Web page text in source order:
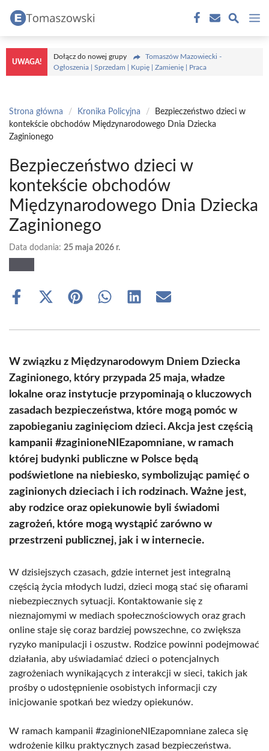
treści
UWAGA!
Dołącz do nowej grupy
Tomaszów Mazowiecki -
Ogłoszenia | Sprzedam | Kupię | Zamienię | Praca
Strona główna / Kronika Policyjna /
Bezpieczeństwo dzieci w
kontekście obchodów Międzynarodowego Dnia Dziecka
Zaginionego
Bezpieczeństwo dzieci w
kontekście obchodów
Międzynarodowego Dnia Dziecka
Zaginionego
Data dodania: 25 maja 2026 r.
Share
Share
(Twitter)
Share Share Share Share
W związku z Międzynarodowym Dniem Dziecka
Zaginionego, który przypada 25 maja, władze
lokalne oraz instytucje przypominają o kluczowych
zasadach bezpieczeństwa, które mogą pomóc w
zapobieganiu zaginięciom dzieci. Akcja jest częścią
kampanii #zaginioneNIEzapomniane, w ramach
której budynki publiczne w Polsce będą
podświetlone na niebiesko, symbolizując pamięć o
zaginionych dzieciach i ich rodzinach. Ważne jest,
aby rodzice oraz opiekunowie byli świadomi
zagrożeń, które mogą wystąpić zarówno w
przestrzeni publicznej, jak i w internecie.
W dzisiejszych czasach, gdzie internet jest integralną
częścią życia młodych ludzi, dzieci mogą stać się ofiarami
niebezpiecznych sytuacji. Kontaktowanie się z
nieznajomymi w mediach społecznościowych oraz grach
online staje się coraz bardziej powszechne, co zwiększa
ryzyko manipulacji i oszustw. Rodzice powinni podejmować
działania, aby uświadamiać dzieci o potencjalnych
zagrożeniach wynikających z interakcji w sieci, takich jak
prośby o udostępnienie osobistych informacji czy
inicjowanie spotkań bez wiedzy opiekunów.
W ramach kampanii #zaginioneNIEzapomniane zaleca się
wdrożenie kilku praktycznych zasad bezpieczeństwa.